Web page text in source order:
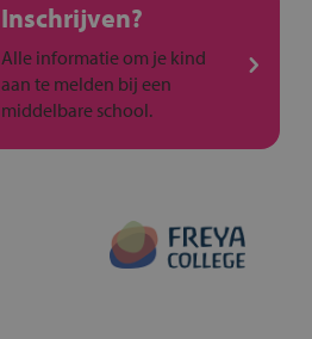
Inschrijven?
Alle informatie om je kind
aan te melden bij een
middelbare school.